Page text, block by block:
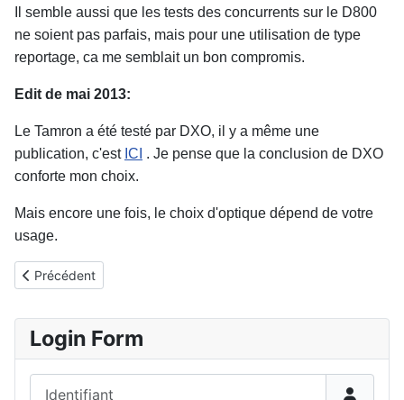
Il semble aussi que les tests des concurrents sur le D800
ne soient pas parfais, mais pour une utilisation de type
reportage, ca me semblait un bon compromis.
Edit de mai 2013:
Le Tamron a été testé par DXO, il y a même une
publication, c'est ICI . Je pense que la conclusion de DXO
conforte mon choix.
Mais encore une fois, le choix d'optique dépend de votre
usage.
Article précédent : tri a la carabine
Précédent
Login Form